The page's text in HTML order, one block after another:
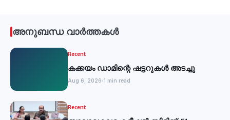
അനുബന്ധ വാർത്തകൾ
Recent
കക്കയം ഡാമിന്റെ ഷട്ടറുകള്‍ അടച്ചു
Aug 6, 2026 1 min read
Recent